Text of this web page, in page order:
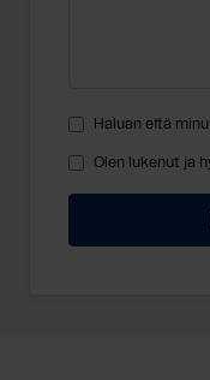
Haluan että
Olen lukenut ja